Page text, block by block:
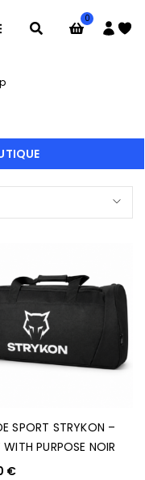
0
SPORT STRYKON –
PURPOSE NOIR
€